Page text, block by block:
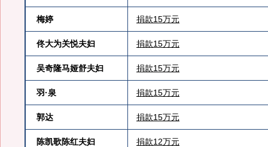
梅婷 捐款15万元
佟大为关悦夫妇 捐款15万元
吴奇隆马娅舒夫妇 捐款15万元
羽·泉 捐款15万元
郭达 捐款15万元
陈凯歌陈红夫妇 捐款12万元